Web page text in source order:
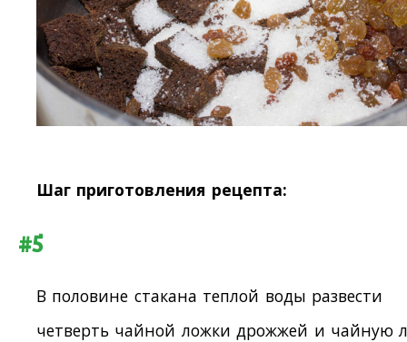
Шаг приготовления рецепта:
#5
В половине стакана теплой воды развести
четверть чайной ложки дрожжей и чайную